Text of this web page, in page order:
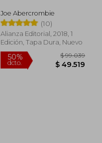
Joe Abercrombie
(10)
Alianza Editorial, 2018, 1
Edición, Tapa Dura, Nuevo